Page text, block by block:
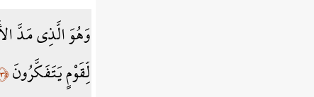
وَهُوَ الَّذِي مَدَّ
لِّقَوْمٍ يَتَفَكَّرُونَ﴿٣﴾